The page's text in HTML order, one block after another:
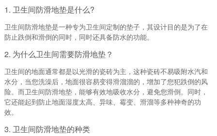
1. 卫生间防滑地垫是什么?
卫生间防滑地垫是一种专为卫生间定制的垫子，其设计目的是为了在
防止跌倒和滑倒的同时，同时还具备防水的功能。
2. 为什么卫生间需要防滑地垫？
卫生间的地面通常都是以光滑的瓷砖为主，这种瓷砖不易吸附水汽和
水分，当您洗澡后，地面很容易变得滑溜溜的，增加了您犯跌倒的风
险。而卫生间防滑地垫，能够有效地吸收水分，避免您滑倒。同时，
它还能起到防止地面湿度太高、异味、霉变、滑溜等多种神奇的功
效。
3. 卫生间防滑地垫的种类